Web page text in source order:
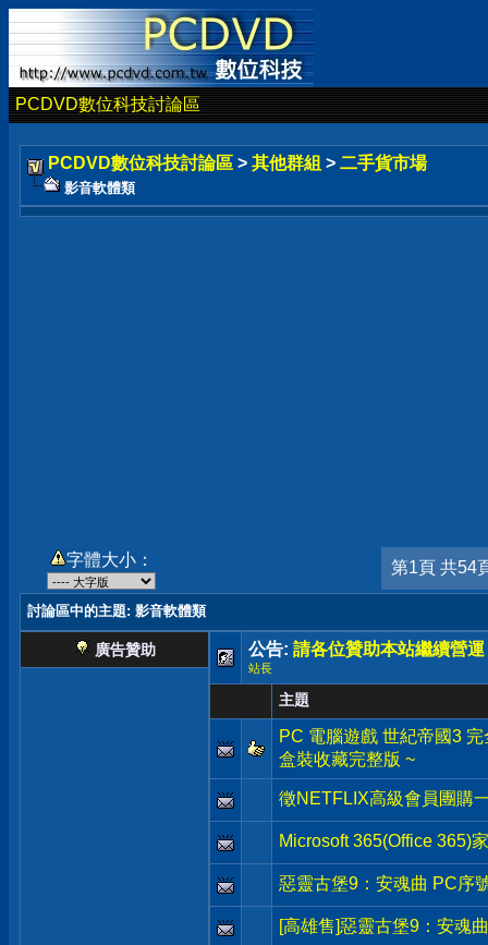
PCDVD數位科技討論區
PCDVD數位科技討論區 > 其他群組 > 二手貨市場
影音軟體類
字體大小： 第1頁 共54
討論區中的主題: 影音軟體類
廣告贊助 公告: 請各位贊助本站繼續營運
站長
主題
PC 電腦遊戲 世紀帝國3
盒裝收藏完整版 ~
徵NETFLIX高級會員團購
Microsoft 365(Office 365)
惡靈古堡9：安魂曲 PC序
[高雄售]惡靈古堡9：安魂